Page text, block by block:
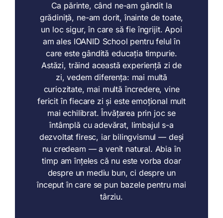
Ca părinte, când ne-am gândit la
grădiniță, ne-am dorit, înainte de toate,
un loc sigur, în care să fie îngrijit. Apoi
am ales IOANID School pentru felul în
care este gândită educația timpurie.
Astăzi, trăind această experiență zi de
zi, vedem diferența: mai multă
curiozitate, mai multă încredere, vine
fericit în fiecare zi și este emoțional mult
mai echilibrat. Învățarea prin joc se
întâmplă cu adevărat, limbajul s-a
dezvoltat firesc, iar bilingvismul — deși
nu credeam — a venit natural. Abia în
timp am înțeles că nu este vorba doar
despre un mediu bun, ci despre un
început în care se pun bazele pentru mai
târziu.
Pentru noi, cel mai important a fost să
știm că educația copilului nostru nu
depinde de noroc sau de schimbări de
la un an la altul. Aici, lucrurile sunt clare:
știi ce învață copilul, care sunt
așteptările și cum se merge mai departe
de la un an la altul. Evoluția este
firească, iar ceea ce învață are
continuitate și se vede în timp. Tocmai
felul acesta constant și coerent de a
lucra ne-a dat liniștea că am ales o
școală serioasă, cu o direcție clară.
Leonard S.
În gimnaziu, ritmul și cerințele cresc. La
IOANID School, copilul nostru a lucrat
într-un cadru clar, cu sprijin constant din
partea profesorilor. Am simțit atenția
reală față de nevoile lui, iar progresul s-
a așezat în timp, fără a fi nevoie de
meditații. Școala l-a ajutat să își
înțeleagă mai bine punctele forte și să
meargă mai departe cu încredere. Am
văzut rezultate, dar mai ales un elev mai
sigur pe el, mai organizat și mai
responsabil.
Claudia V.